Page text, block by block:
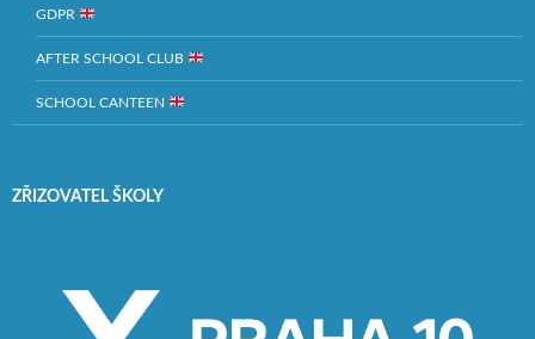
GDPR
AFTER SCHOOL CLUB
SCHOOL CANTEEN
ZŘIZOVATEL ŠKOLY